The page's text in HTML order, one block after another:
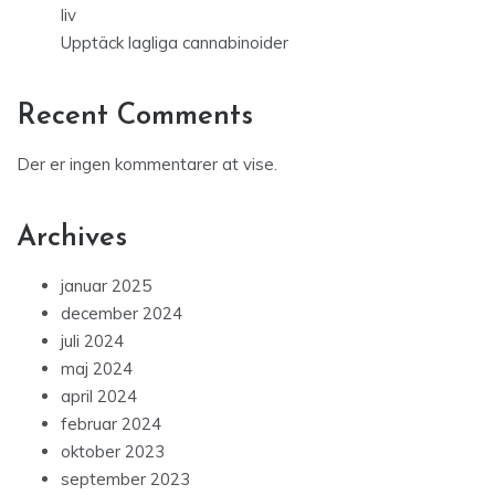
liv
Upptäck lagliga cannabinoider
Recent Comments
Der er ingen kommentarer at vise.
Archives
januar 2025
december 2024
juli 2024
maj 2024
april 2024
februar 2024
oktober 2023
september 2023